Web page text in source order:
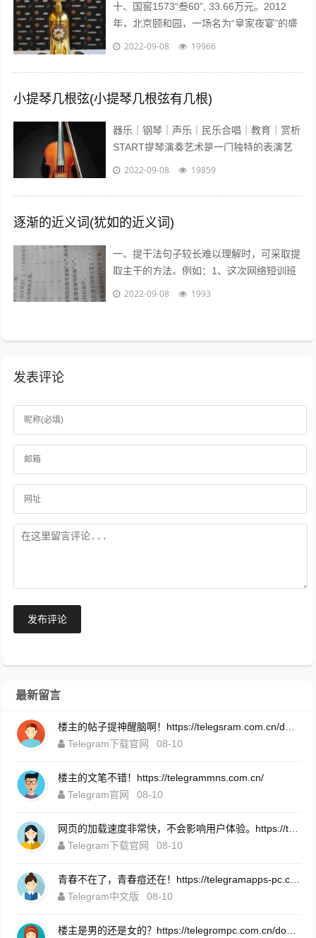
十、国窖1573“叁60”, 33.66万元。2012
年，北京颐和园，一场名为“皇家夜宴”的盛
宴举行。中国高端奢侈白酒品牌——国窖
2022-09-08 19966
小提琴几根弦(小提琴几根弦有几根)
器乐｜钢琴｜声乐｜民乐合唱｜教育｜赏析
START提琴演奏艺术是一门独特的表演艺
术，它的音色轻盈悦耳、沁人心脾、它宛如
2022-09-08 19859
逐渐的近义词(犹如的近义词)
一、提干法句子较长难以理解时，可采取提
取主干的方法。例如：1、这次网络短训班
的学员，除北大本校人员外，还有来自清华
2022-09-08 1993
发表评论
发布评论
最新留言
楼主的帖子提神醒脑啊！https://telegsram.com.cn/download.html
Telegram下载官网
08-10
楼主的文笔不错！https://telegrammns.com.cn/
Telegram官网
08-10
网页的加载速度非常快，不会影响用户体验。https://telegramintg.com.cn/download.html
Telegram下载官网
08-10
青春不在了，青春痘还在！https://telegramapps-pc.com.cn/
Telegram中文版
08-10
楼主是男的还是女的？https://telegrompc.com.cn/download.html